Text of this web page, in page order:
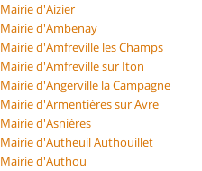
Mairie d'Aizier
Mairie d'Ambenay
Mairie d'Amfreville les Champs
Mairie d'Amfreville sur Iton
Mairie d'Angerville la Campagne
Mairie d'Armentières sur Avre
Mairie d'Asnières
Mairie d'Autheuil Authouillet
Mairie d'Authou